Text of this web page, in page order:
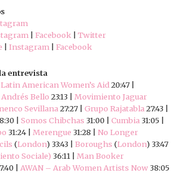
Facebook
Twitter
Instagram Facebook
entrevista
Latin American Women’s Aid 20:47 |
Bello 23:13 | Movimiento Jaguar
Sevillana 27:27 | Grupo Rajatabla 27:43 |
| Somos Chibchas 31:00 | Cumbia 31:05 |
31:24 | Merengue 31:28 | No Longer
(London) 33:43 | Boroughs (London) 33:47
Sociale) 36:11 | Man Booker
| AWAN – Arab Women Artists Now 38:05